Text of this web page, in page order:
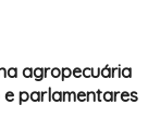
agropecuária
parlamentares